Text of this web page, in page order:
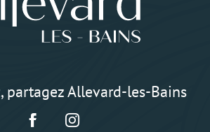
partagez Allevard-les-Bains